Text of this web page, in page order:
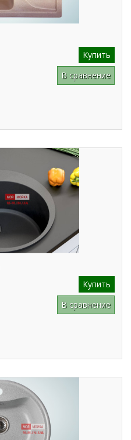
Купить
В сравнение
Купить
В сравнение